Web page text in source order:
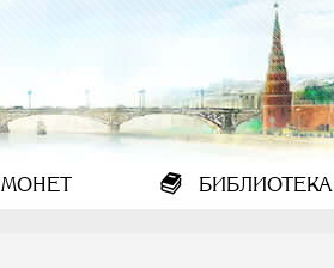
БИБЛИОТЕКА